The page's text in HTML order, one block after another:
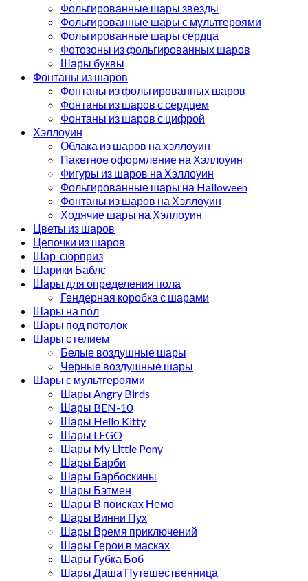
Фольгированные шары звезды
Фольгированные шары с мультгероями
Фольгированные шары сердца
Фотозоны из фольгированных шаров
Шары буквы
Фонтаны из шаров
Фонтаны из фольгированных шаров
Фонтаны из шаров с сердцем
Фонтаны из шаров с цифрой
Хэллоуин
Облака из шаров на хэллоуин
Пакетное оформление на Хэллоуин
Фигуры из шаров на Хэллоуин
Фольгированные шары на Halloween
Фонтаны из шаров на Хэллоуин
Ходячие шары на Хэллоуин
Цветы из шаров
Цепочки из шаров
Шар-сюрприз
Шарики Баблс
Шары для определения пола
Гендерная коробка с шарами
Шары на пол
Шары под потолок
Шары с гелием
Белые воздушные шары
Черные воздушные шары
Шары с мультгероями
Шары Angry Birds
Шары BEN-10
Шары Hello Kitty
Шары LEGO
Шары My Little Pony
Шары Барби
Шары Барбоскины
Шары Бэтмен
Шары В поисках Немо
Шары Винни Пух
Шары Время приключений
Шары Герои в масках
Шары Губка Боб
Шары Даша Путешественница